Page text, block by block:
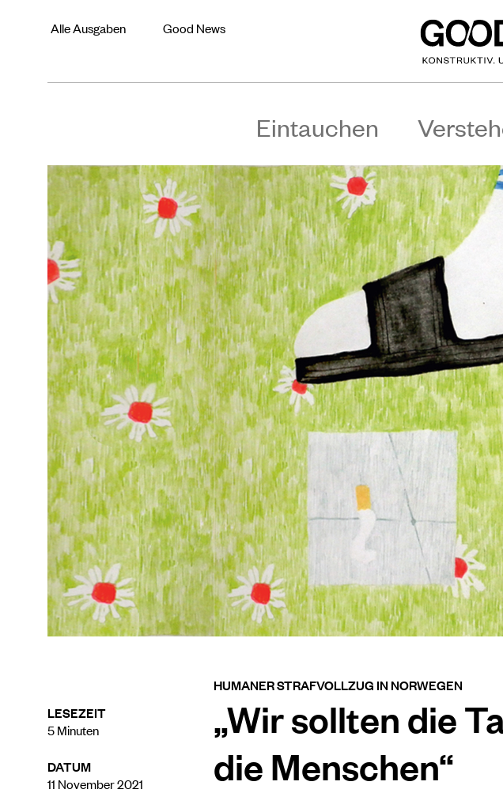
Alle Ausgaben Good News
Eintauchen
LESEZEIT
5Minuten
DATUM
11 November 2021
HUMANER STRAFVOLLZUG IN NORWEGEN
„Wir sollten die
die Menschen“